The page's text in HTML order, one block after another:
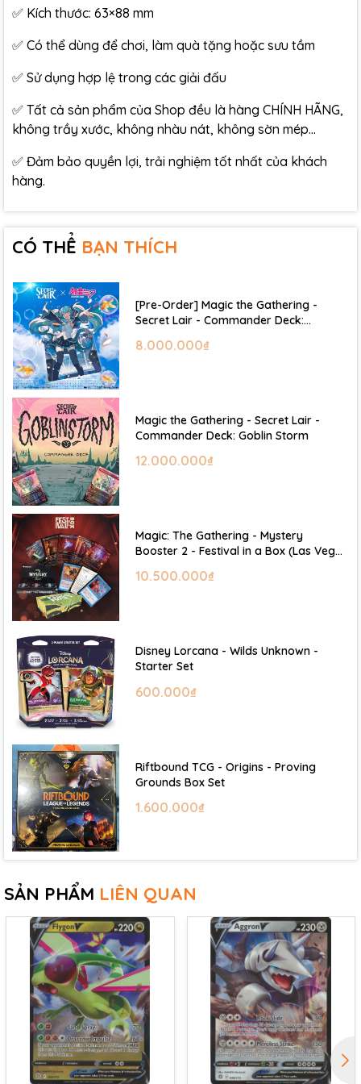
✅ Kích thước: 63×88 mm
✅ Có thể dùng để chơi, làm quà tặng hoặc sưu tầm
✅ Sử dụng hợp lệ trong các giải đấu
✅ Tất cả sản phẩm của Shop đều là hàng CHÍNH HÃNG,
không trầy xước, không nhàu nát, không sờn mép…
✅ Đảm bảo quyền lợi, trải nghiệm tốt nhất của khách
hàng.
CÓ THỂ BẠN THÍCH
[Pre-Order] Magic the Gathering -
Secret Lair - Commander Deck:
8.000.000₫
Magic the Gathering - Secret Lair -
Commander Deck: Goblin Storm
12.000.000₫
Magic: The Gathering - Mystery
Booster 2 - Festival in a Box (Las Vegas
10.500.000₫
Disney Lorcana - Wilds Unknown -
Starter Set
600.000₫
Riftbound TCG - Origins - Proving
Grounds Box Set
1.600.000₫
SẢN PHẨM LIÊN QUAN